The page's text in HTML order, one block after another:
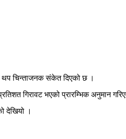
थप चिन्ताजनक संकेत दिएको छ ।
गिरावट भएको प्रारम्भिक अनुमान
देखियो ।